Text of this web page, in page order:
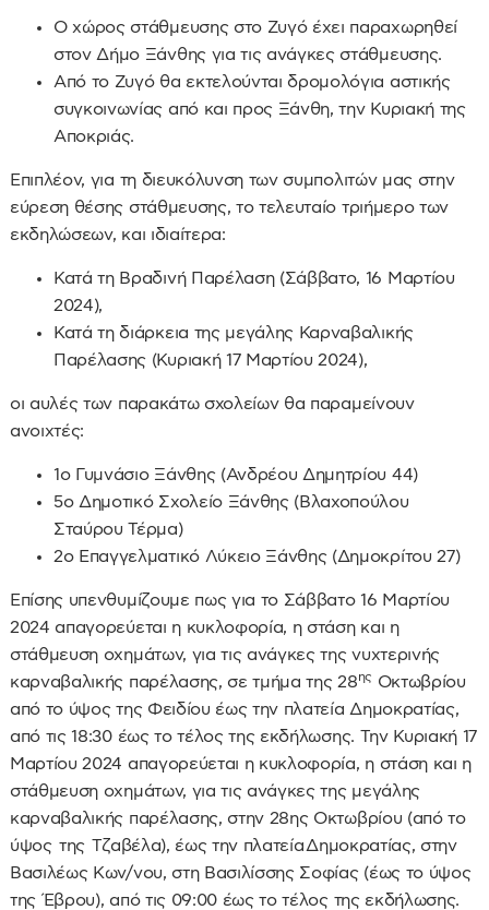
Ο χώρος στάθμευσης στο Ζυγό έχει παραχωρηθεί
στον Δήμο Ξάνθης για τις ανάγκες στάθμευσης.
Από το Ζυγό θα εκτελούνται δρομολόγια αστικής
συγκοινωνίας από και προς Ξάνθη, την Κυριακή της
Αποκριάς.
Επιπλέον, για τη διευκόλυνση των συμπολιτών μας στην
εύρεση θέσης στάθμευσης, το τελευταίο τριήμερο των
εκδηλώσεων, και ιδιαίτερα:
Κατά τη Βραδινή Παρέλαση (Σάββατο, 16 Μαρτίου
2024),
Κατά τη διάρκεια της μεγάλης Καρναβαλικής
Παρέλασης (Κυριακή 17 Μαρτίου 2024),
οι αυλές των παρακάτω σχολείων θα παραμείνουν
ανοιχτές:
1ο Γυμνάσιο Ξάνθης (Ανδρέου Δημητρίου 44)
5ο Δημοτικό Σχολείο Ξάνθης (Βλαχοπούλου
Σταύρου Τέρμα)
2ο Επαγγελματικό Λύκειο Ξάνθης (Δημοκρίτου 27)
Επίσης υπενθυμίζουμε πως για το Σάββατο 16 Μαρτίου
2024 απαγορεύεται η κυκλοφορία, η στάση και η
στάθμευση οχημάτων, για τις ανάγκες της νυχτερινής
καρναβαλικής παρέλασης, σε τμήμα της 28ης Οκτωβρίου
από το ύψος της Φειδίου έως την πλατεία Δημοκρατίας,
από τις 18:30 έως το τέλος της εκδήλωσης. Την Κυριακή 17
Μαρτίου 2024 απαγορεύεται η κυκλοφορία, η στάση και η
στάθμευση οχημάτων, για τις ανάγκες της μεγάλης
καρναβαλικής παρέλασης, στην 28ης Οκτωβρίου (από το
ύψος της Τζαβέλα), έως την πλατεία Δημοκρατίας, στην
Βασιλέως Κων/νου, στη Βασιλίσσης Σοφίας (έως το ύψος
της Έβρου), από τις 09:00 έως το τέλος της εκδήλωσης.